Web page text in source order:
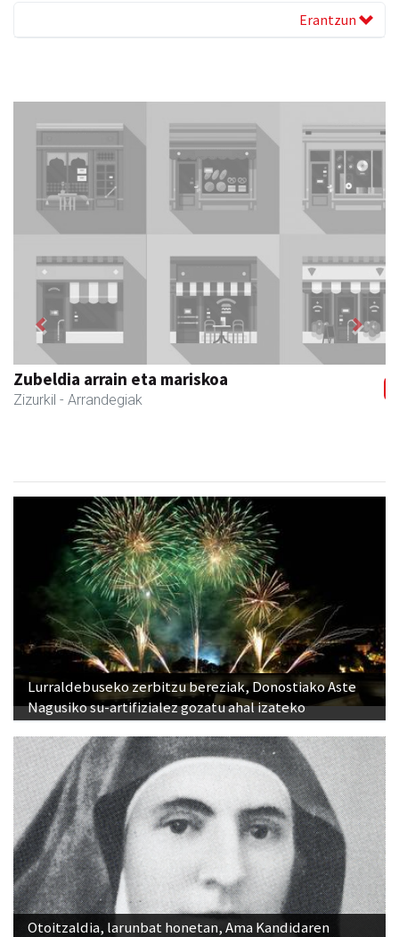
Erantzun
Zizurkilgo Udala
Zizurkil - Udaletxeak
Previous Next
Lurraldebuseko zerbitzu bereziak, Donostiako Aste
Nagusiko su-artifizialez gozatu ahal izateko
Otoitzaldia, larunbat honetan, Ama Kandidaren
omenez